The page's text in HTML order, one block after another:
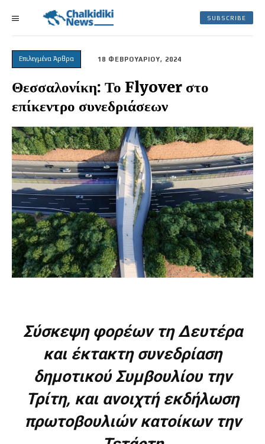
SUBSCRIBE
Επιλεγμένα Άρθρα 18 ΦΕΒΡΟΥΑΡΙΟΥ, 2024
Θεσσαλονίκη: Το Flyover στο
επίκεντρο συνεδριάσεων
Σύσκεψη φορέων τη Δευτέρα
και έκτακτη συνεδρίαση
δημοτικού Συμβουλίου την
Τρίτη, και ανοιχτή εκδήλωση
πρωτοβουλιών κατοίκων την